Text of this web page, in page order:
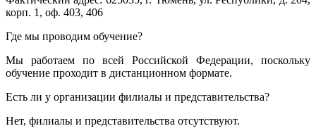
корп. 1, оф. 403, 406
Где мы проводим обучение?
Мы работаем по всей Российской Федерации, поскольку
обучение проходит в дистанционном формате.
Есть ли у организации филиалы и представительства?
Нет, филиалы и представительства отсутствуют.